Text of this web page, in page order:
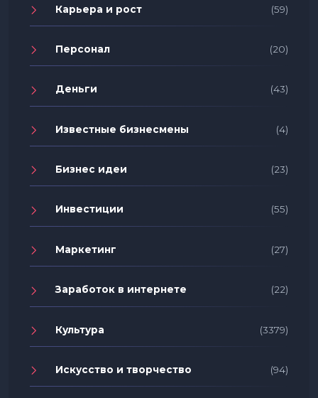
Карьера и рост (59)
Персонал (20)
Деньги (43)
Известные бизнесмены (4)
Бизнес идеи (23)
Инвестиции (55)
Маркетинг (27)
Заработок в интернете (22)
Культура (3379)
Искусство и творчество (94)